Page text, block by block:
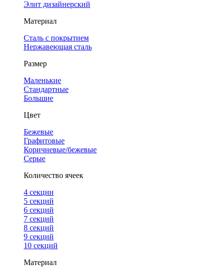
Элит дизайнерский
Материал
Сталь с покрытием
Нержавеющая сталь
Размер
Маленькие
Стандартные
Большие
Цвет
Бежевые
Графитовые
Коричневые/бежевые
Серые
Количество ячеек
4 cекции
5 секций
6 секций
7 секций
8 секций
9 секций
10 секций
Материал